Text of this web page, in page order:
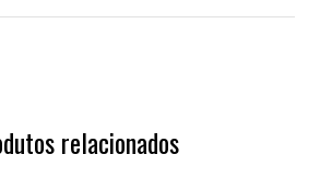
relacionados